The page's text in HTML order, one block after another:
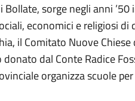
sorge negli anni
economici e religiosi di
il Comitato Nuove
dal Conte Radice
organizza scuole